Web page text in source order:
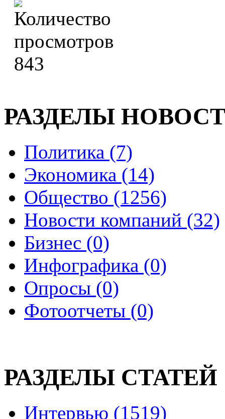
843
РАЗДЕЛЫ
Политика (7)
Экономика (14)
Общество (1256)
Новости компаний (32)
Бизнес (0)
Инфографика (0)
Опросы (0)
Фотоотчеты (0)
РАЗДЕЛЫ СТАТЕЙ
Интервью (1519)